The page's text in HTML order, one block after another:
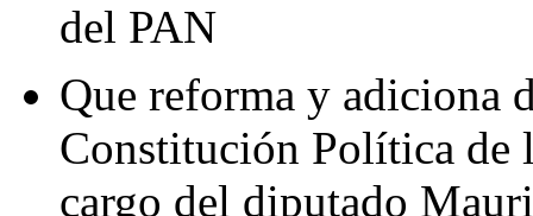
del PAN
Que reforma y adiciona
Constitución Política de
cargo del diputado